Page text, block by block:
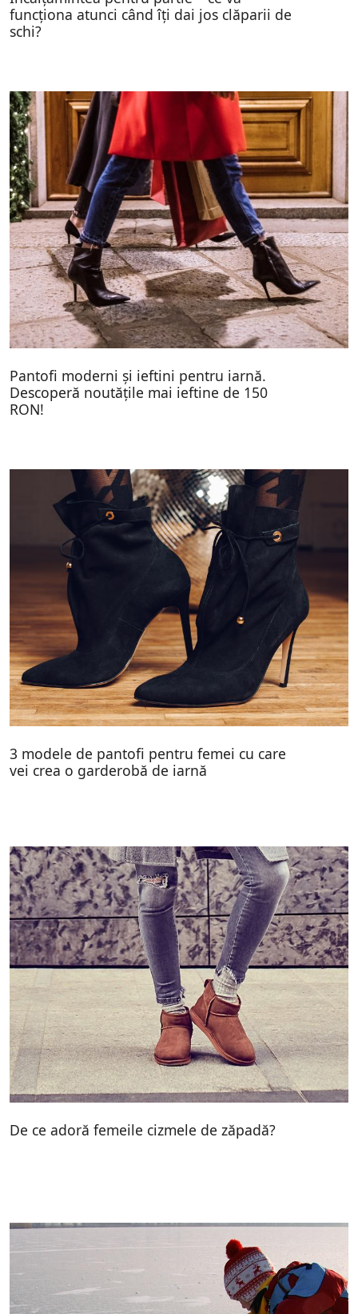
funcționa atunci când îți dai jos clăparii de
schi?
Pantofi moderni și ieftini pentru iarnă.
Descoperă noutățile mai ieftine de 150
RON!
3 modele de pantofi pentru femei cu care
vei crea o garderobă de iarnă
De ce adoră femeile cizmele de zăpadă?